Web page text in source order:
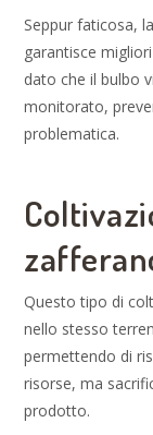
Seppur faticosa,
garantisce
dato che il bulbo
monitorato,
problematica.
Questo tipo di
nello stesso
permettendo di
risorse, ma
prodotto.